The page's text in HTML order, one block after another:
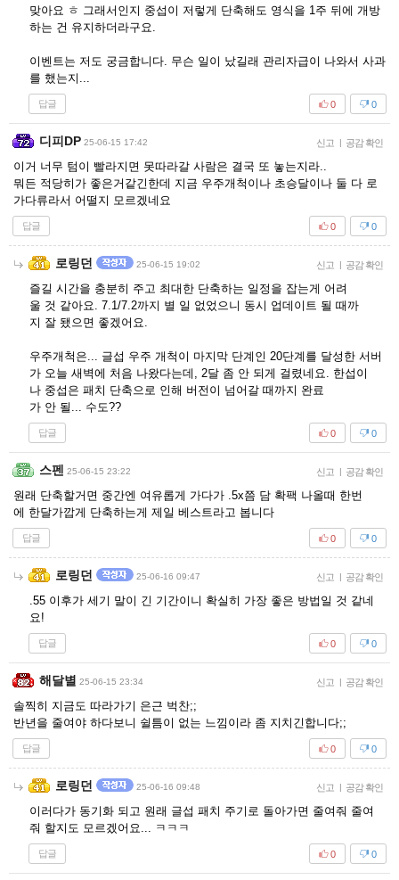
맞아요 ㅎ 그래서인지 중섭이 저렇게 단축해도 영식을 1주 뒤에 개방
하는 건 유지하더라구요.
이벤트는 저도 궁금합니다. 무슨 일이 났길래 관리자급이 나와서 사과
를 했는지...
답글 0
0
디피DP 25-06-15 17:42 신고 | 공감 확인
이거 너무 텀이 빨라지면 못따라갈 사람은 결국 또 놓는지라..
뭐든 적당히가 좋은거같긴한데 지금 우주개척이나 초승달이나 둘 다 로
가다류라서 어떨지 모르겠네요
답글 0
0
로링던 25-06-15 19:02 신고 | 공감 확인
즐길 시간을 충분히 주고 최대한 단축하는 일정을 잡는게 어려
울 것 같아요. 7.1/7.2까지 별 일 없었으니 동시 업데이트 될 때까
지 잘 됐으면 좋겠어요.
우주개척은... 글섭 우주 개척이 마지막 단계인 20단계를 달성한 서버
가 오늘 새벽에 처음 나왔다는데, 2달 좀 안 되게 걸렸네요. 한섭이
나 중섭은 패치 단축으로 인해 버전이 넘어갈 때까지 완료
가 안 될... 수도??
답글 0
0
스펜 25-06-15 23:22 신고 | 공감 확인
원래 단축할거면 중간엔 여유롭게 가다가 .5x쯤 담 확팩 나올때 한번
에 한달가깝게 단축하는게 제일 베스트라고 봅니다
답글 0
0
로링던 25-06-16 09:47 신고 | 공감 확인
.55 이후가 세기 말이 긴 기간이니 확실히 가장 좋은 방법일 것 같네
요!
답글 0
0
해달별 25-06-15 23:34 신고 | 공감 확인
솔찍히 지금도 따라가기 은근 벅찬;;
반년을 줄여야 하다보니 쉴틈이 없는 느낌이라 좀 지치긴합니다;;
답글 0
0
로링던 25-06-16 09:48 신고 | 공감 확인
이러다가 동기화 되고 원래 글섭 패치 주기로 돌아가면 줄여줘 줄여
줘 할지도 모르겠어요... ㅋㅋㅋ
답글 0
0